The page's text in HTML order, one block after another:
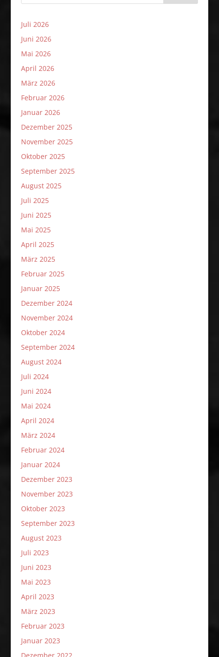
Juli 2026
Juni 2026
Mai 2026
April 2026
März 2026
Februar 2026
Januar 2026
Dezember 2025
November 2025
Oktober 2025
September 2025
August 2025
Juli 2025
Juni 2025
Mai 2025
April 2025
März 2025
Februar 2025
Januar 2025
Dezember 2024
November 2024
Oktober 2024
September 2024
August 2024
Juli 2024
Juni 2024
Mai 2024
April 2024
März 2024
Februar 2024
Januar 2024
Dezember 2023
November 2023
Oktober 2023
September 2023
August 2023
Juli 2023
Juni 2023
Mai 2023
April 2023
März 2023
Februar 2023
Januar 2023